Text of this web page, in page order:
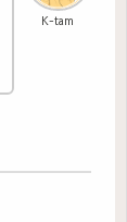
K-tam